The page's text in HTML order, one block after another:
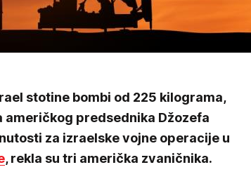
stotine bombi od 225 kilograma,
predsednika Džozefa
za izraelske vojne operacije u
, rekla su tri američka zvaničnika.